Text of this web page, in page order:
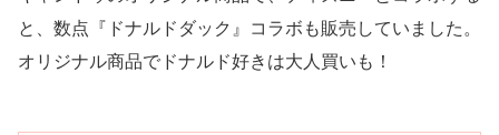
と、数点『ドナルドダック』コラボも販売していました。
オリジナル商品でドナルド好きは大人買いも！